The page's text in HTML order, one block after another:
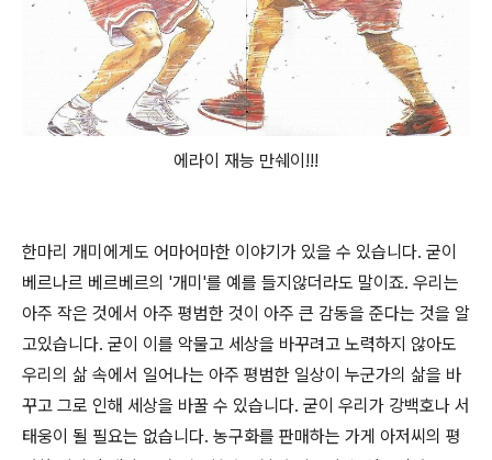
에라이 재능 만쉐이!!!
한마리 개미에게도 어마어마한 이야기가 있을 수 있습니다. 굳이
베르나르 베르베르의 '개미'를 예를 들지않더라도 말이죠. 우리는
아주 작은 것에서 아주 평범한 것이 아주 큰 감동을 준다는 것을 알
고있습니다. 굳이 이를 악물고 세상을 바꾸려고 노력하지 않아도
우리의 삶 속에서 일어나는 아주 평범한 일상이 누군가의 삶을 바
꾸고 그로 인해 세상을 바꿀 수 있습니다. 굳이 우리가 강백호나 서
태웅이 될 필요는 없습니다. 농구화를 판매하는 가게 아저씨의 평